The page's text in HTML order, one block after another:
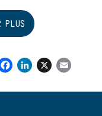
PLUS
Facebook
LinkedIn
X Email